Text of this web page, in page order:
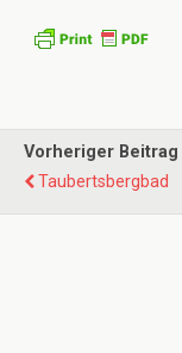
Vorheriger Beitrag
Taubertsbergbad